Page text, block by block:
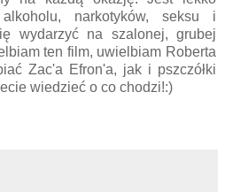
narkotyków, seksu i
wydarzyć na szalonej, grubej
ten film, uwielbiam Roberta
Zac'a Efron'a, jak i pszczółki
wiedzieć o co chodzi!:)